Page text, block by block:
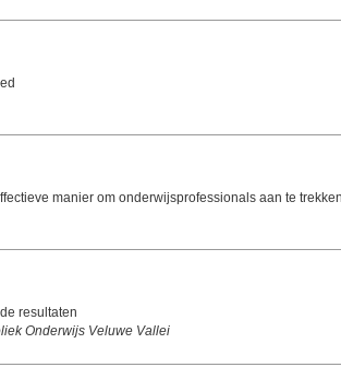
manier om onderwijsprofessionals aan te
resultaten
Onderwijs Veluwe Vallei